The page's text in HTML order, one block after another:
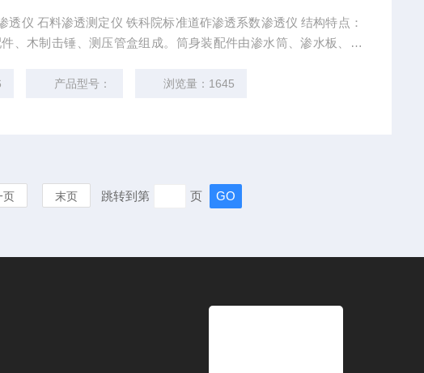
仪 结构特点：
产品型号： 浏览量：1645
页 末页 跳转到第 页